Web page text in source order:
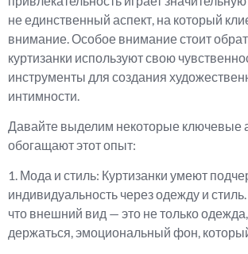
не единственный аспект, на который
внимание. Особое внимание стоит
куртизанки используют свою
инструменты для создания
интимности.
Давайте выделим некоторые ключевые
обогащают этот опыт:
1. Мода и стиль: Куртизанки умеют
индивидуальность через одежду и
что внешний вид — это не только
держаться, эмоциональный фон,